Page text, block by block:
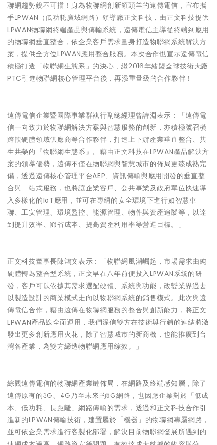
聯網趨勢銳不可擋！身為物聯網創新領頭羊的遠傳電信，宣布攜
手LPWAN（低功耗廣域網路）領導廠正文科技，由正文科技提供
LPWAN物聯網終端產品與傳輸系統，遠傳電信主導從終端到應用
的物聯網垂直整合，依企業客戶需求量身打造物聯網系統解決方
案，提供全方位LPWAN應用整合服務。本次合作也宣示遠傳電信
積極打造「物聯網生態系」的決心，繼2016年結盟全球技術大廠
PTC引進物聯網核心管理平台後，再添重量級的合作夥伴！
遠傳電信企業暨國際事業群執行副總經理曾詩淵表示：「遠傳電
信一向致力於物聯網解決方案與智慧服務的創新，亦積極號召橫
跨軟硬體領域供應商等合作夥伴，打造上下游產業垂直整合、共
生共榮的『物聯網生態系』。藉由正文科技在LPWAN產品解決方
案的領導優勢，遠傳不僅在物聯網與智慧城市的佈局更臻成熟完
備，透過遠傳核心管理平台AEP、資訊傳輸與應用開發的垂直整
合與一站式服務，也將讓企業客戶、公共事業及政府單位快速導
入多樣化的IoT應用，並可在專網的安全環境下進行如智慧車
聯、工安管理、環境監控、能源管理、物件與資產追蹤等，以達
到提升效率、節省成本、提高資產利用率等營運目標。」
正文科技董事長陳鴻文表示：「物聯網風潮崛起，市場需求由純
硬體轉為整合型系統，正文早在八年前便投入LPWAN系統的研
發，客戶可以依據其需求選配硬體、系統與功能，改變業界過去
以製造設計的商業模式走向以物聯網系統的銷售模式。此次與遠
傳電信合作，藉由遠傳在物聯網服務的整合與創新能力，將正文
LPWAN產品線全面運用，我們深信雙方在技術與行銷的連結將激
發出更多創新應用火花，除了智慧城市的新商機，也能推廣到台
灣各產業，為雙方締造物聯網應用綜效。」
綜觀遠傳電信的物聯網產業鏈佈局，在網路及終端感知層 ，除了
遠傳原有的3G、4G乃至未來的5G網路，也因應企業對於「低成
本、低功耗、長距離」網路傳輸的需求，透過和正文科技合作引
進新的LPWAN傳輸技術，建置屬於「機器」的物聯網專屬網路，
並可依企業需求進行客製化部署，解決目前物聯網發展所遇到的